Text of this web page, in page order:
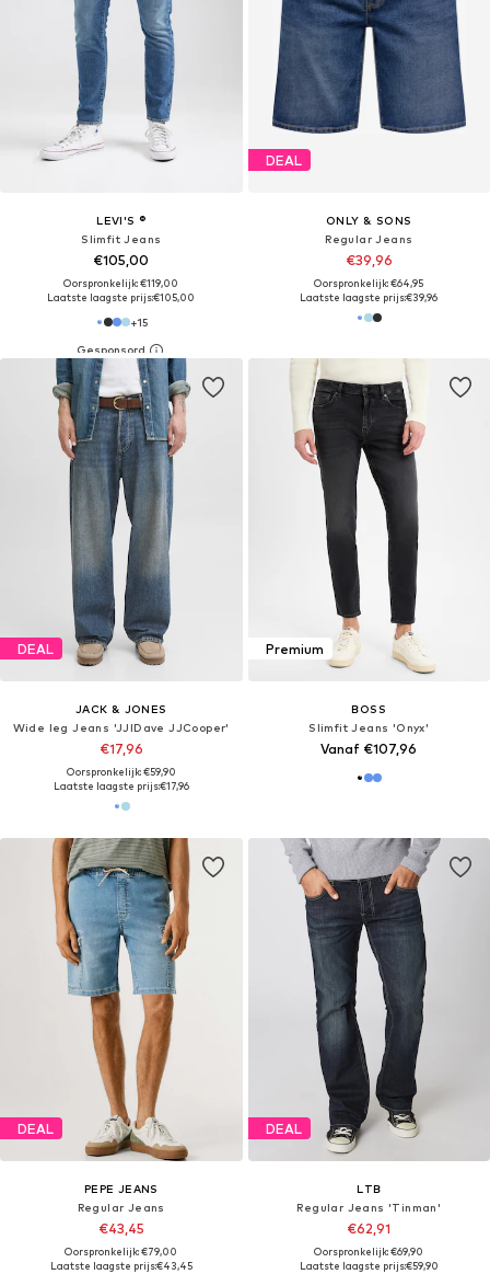
LEVI'S ®
Slimfit Jeans
€105,00
Oorspronkelijk: €119,00
Laatste laagste prijs:€105,00
+15
DEAL
ONLY & SONS
Regular Jeans
€39,96
Oorspronkelijk: €64,95
Laatste laagste prijs:€39,96
DEAL
JACK & JONES
Wide leg Jeans 'JJIDave JJCooper'
€17,96
Oorspronkelijk: €59,90
Laatste laagste prijs:€17,96
Premium
BOSS
Slimfit Jeans 'Onyx'
Vanaf €107,96
DEAL
PEPE JEANS
Regular Jeans
€43,45
Oorspronkelijk: €79,00
Laatste laagste prijs:€43,45
DEAL
LTB
Regular Jeans 'Tinman'
€62,91
Oorspronkelijk: €69,90
Laatste laagste prijs:€59,90